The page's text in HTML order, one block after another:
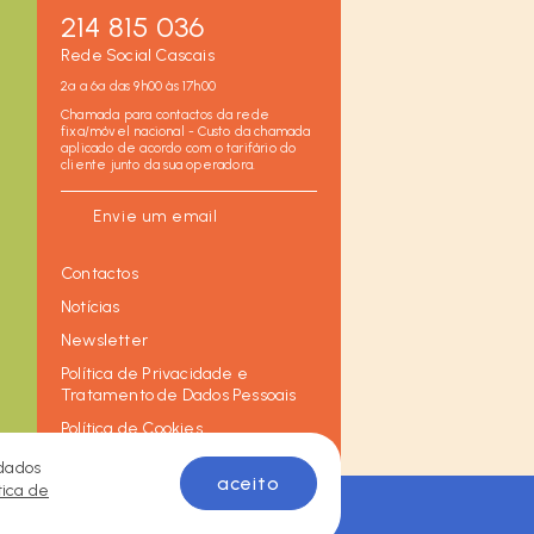
214 815 036
Rede Social Cascais
2ª a 6ª das 9h00 às 17h00
Chamada para contactos da rede
fixa/móvel nacional - Custo da chamada
aplicado de acordo com o tarifário do
cliente junto da sua operadora.
Envie um email
Contactos
Notícias
Newsletter
Política de Privacidade e
Tratamento de Dados Pessoais
Política de Cookies
de
aceito